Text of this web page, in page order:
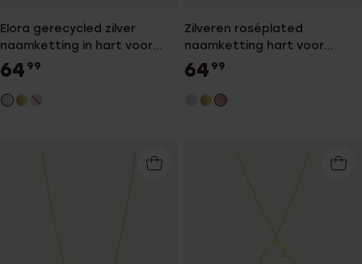
Elora gerecycled zilver
naamketting in hart voor
dames
64 99
Zilveren roséplated
naamketting hart voor
dames
64 99